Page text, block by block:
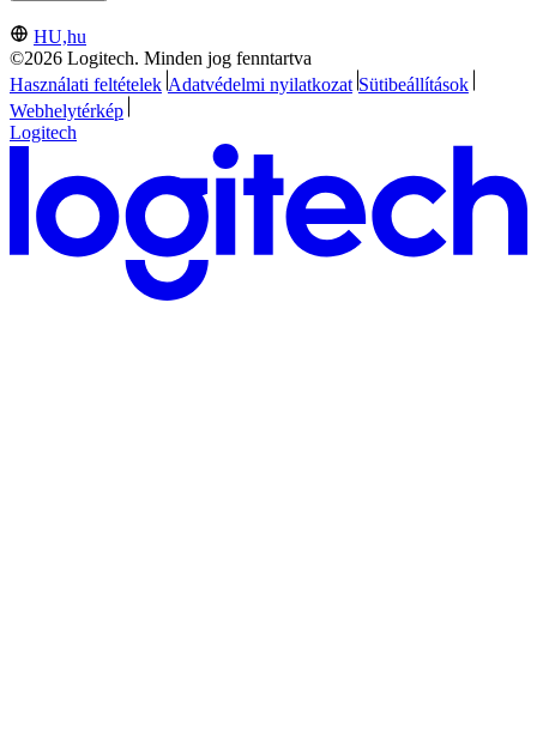
HU,hu
©2026 Logitech. Minden jog fenntartva
Használati feltételek Adatvédelmi nyilatkozat Sütibeállítások
Webhelytérkép
Logitech